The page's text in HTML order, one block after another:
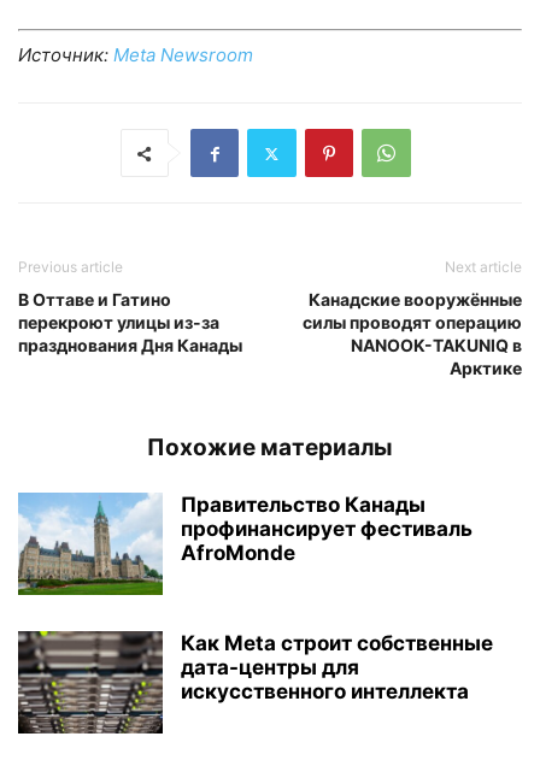
Источник: Meta Newsroom
Previous article
В Оттаве и Гатино
перекроют улицы из-за
празднования Дня Канады
Next article
Канадские вооружённые
силы проводят операцию
NANOOK-TAKUNIQ в
Арктике
Похожие материалы
Правительство Канады
профинансирует фестиваль
AfroMonde
Как Meta строит собственные
дата-центры для
искусственного интеллекта